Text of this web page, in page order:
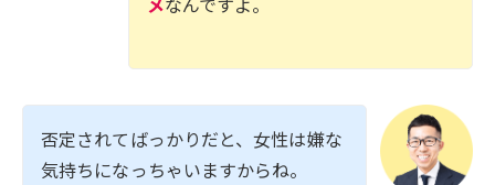
否定されてばっかりだと、女性は嫌な
気持ちになっちゃいますからね。